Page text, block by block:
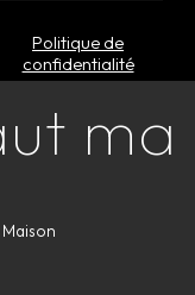
Politique de
confidentialité
ma